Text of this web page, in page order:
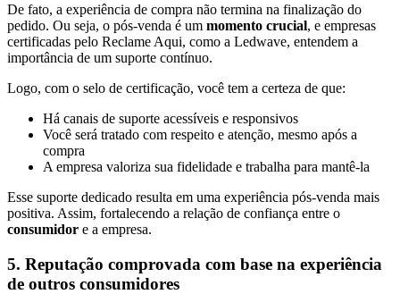
De fato, a experiência de compra não termina na finalização do
pedido. Ou seja, o pós-venda é um momento crucial, e empresas
certificadas pelo Reclame Aqui, como a Ledwave, entendem a
importância de um suporte contínuo.
Logo, com o selo de certificação, você tem a certeza de que:
Há canais de suporte acessíveis e responsivos
Você será tratado com respeito e atenção, mesmo após a
compra
A empresa valoriza sua fidelidade e trabalha para mantê-la
Esse suporte dedicado resulta em uma experiência pós-venda mais
positiva. Assim, fortalecendo a relação de confiança entre o
consumidor e a empresa.
5. Reputação comprovada com base na experiência
de outros consumidores